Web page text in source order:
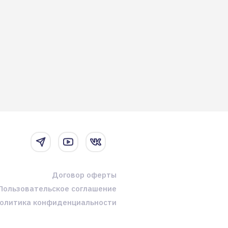
Договор оферты
соглашение
конфиденциальности